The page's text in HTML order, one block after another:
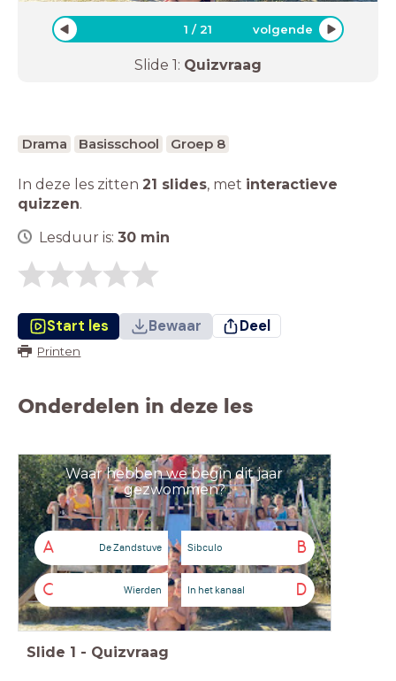
1 /21 volgende
Slide 1: Quizvraag
Drama Basisschool Groep 8
In deze les zitten 21 slides, met interactieve
quizzen.
Lesduur is: 30 min
Start les Bewaar Deel
Printen
Onderdelen in deze les
Waar hebben we begin dit jaar
gezwommen?
A De Zandstuve B
Sibculo
C Wierden D
In het kanaal
Slide 1 - Quizvraag